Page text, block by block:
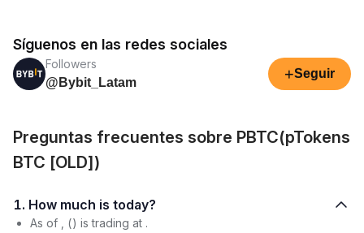
Síguenos en las redes sociales
Followers
@Bybit_Latam
+Seguir
Preguntas frecuentes sobre PBTC(pTokens
BTC [OLD])
1. How much is today?
As of , () is trading at .